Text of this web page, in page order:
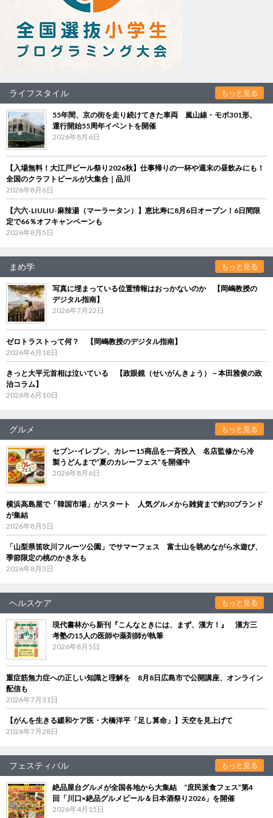
ライフスタイル もっと見る
55年間、京の街を走り続けてきた車両 嵐山線・モボ301形、
運行開始55周年イベントを開催
2026年8月6日
【入場無料！大江戸ビール祭り2026秋】仕事帰りの一杯や週末の昼飲みにも！
全国のクラフトビールが大集合｜品川
2026年8月6日
【六六-LIULIU-麻辣湯（マーラータン）】恵比寿に8月6日オープン！6日間限
定で66％オフキャンペーンも
2026年8月5日
まめ学 もっと見る
写真に埋まっている位置情報はおっかないのか 【岡嶋教授の
デジタル指南】
2026年7月22日
ゼロトラストって何？ 【岡嶋教授のデジタル指南】
2026年6月18日
きっと大平元首相は泣いている 【政眼鏡（せいがんきょう）－本田雅俊の政
治コラム】
2026年6月10日
グルメ もっと見る
セブン‐イレブン、カレー15商品を一斉投入 名店監修から冷
製うどんまで“夏のカレーフェス”を開催中
2026年8月6日
横浜高島屋で「韓国市場」がスタート 人気グルメから雑貨まで約30ブランド
が集結
2026年8月5日
「山梨県笛吹川フルーツ公園」でサマーフェス 富士山を眺めながら水遊び、
季節限定の桃のかき氷も
2026年8月3日
ヘルスケア もっと見る
現代書林から新刊『こんなときには、まず、漢方！』 漢方三
考塾の15人の医師や薬剤師が執筆
2026年8月5日
重症筋無力症への正しい知識と理解を 8月8日広島市で公開講座、オンライン
配信も
2026年7月31日
【がんを生きる緩和ケア医・大橋洋平「足し算命」】天空を見上げて
2026年7月28日
フェスティバル もっと見る
絶品屋台グルメが全国各地から大集結 “庶民派食フェス”第4
回「川口×絶品グルメビール＆日本酒祭り2026」を開催
2026年4月15日